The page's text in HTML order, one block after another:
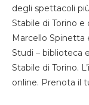
degli spettacoli
Stabile di Torino
Marcello Spinetta
Studi – biblioteca
Stabile di Torino.
online. Prenota il